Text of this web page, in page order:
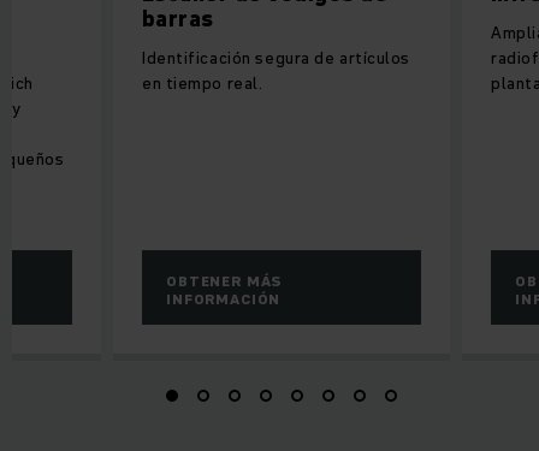
barras
Identificación segura de artículos
en tiempo real.
OBTENER MÁS
INFORMACIÓN
y